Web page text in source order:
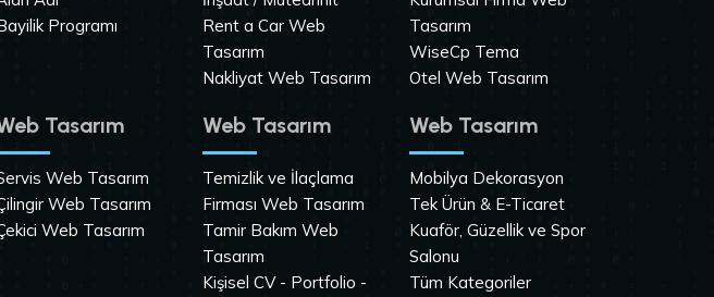
Programı
Rent a Car Web
Tasarım
Nakliyat Web Tasarım
Tasarım
WiseCp Tema
Otel Web Tasarım
Tasarım
Web Tasarım
Web Tasarım
Web Tasarım
Web Tasarım
Temizlik ve İlaçlama
Firması Web Tasarım
Tamir Bakım Web
Tasarım
Kişisel CV - Portfolio -
Web Tasarım
Mobilya Dekorasyon
Tek Ürün & E-Ticaret
Kuaför, Güzellik ve Spor
Salonu
Tüm Kategoriler